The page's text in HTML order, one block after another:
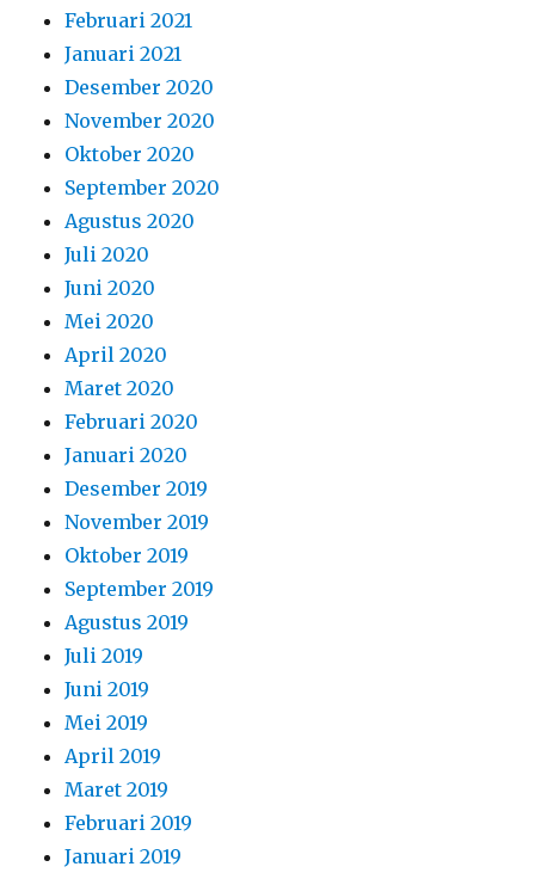
Februari 2021
Januari 2021
Desember 2020
November 2020
Oktober 2020
September 2020
Agustus 2020
Juli 2020
Juni 2020
Mei 2020
April 2020
Maret 2020
Februari 2020
Januari 2020
Desember 2019
November 2019
Oktober 2019
September 2019
Agustus 2019
Juli 2019
Juni 2019
Mei 2019
April 2019
Maret 2019
Februari 2019
Januari 2019